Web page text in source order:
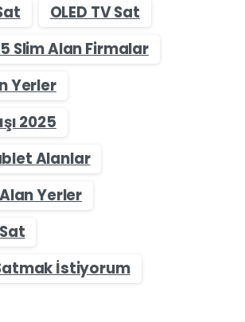
OLED TV Sat
Slim Alan Firmalar
Yerler
2025
Alanlar
Yerler
İstiyorum